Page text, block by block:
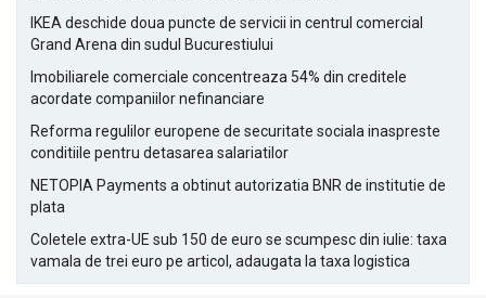
IKEA deschide doua puncte de servicii in centrul comercial
Grand Arena din sudul Bucurestiului
Imobiliarele comerciale concentreaza 54% din creditele
acordate companiilor nefinanciare
Reforma regulilor europene de securitate sociala inaspreste
conditiile pentru detasarea salariatilor
NETOPIA Payments a obtinut autorizatia BNR de institutie de
plata
Coletele extra-UE sub 150 de euro se scumpesc din iulie: taxa
vamala de trei euro pe articol, adaugata la taxa logistica